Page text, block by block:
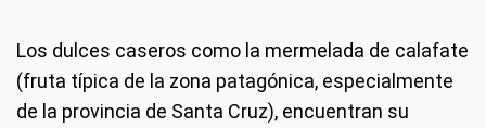
Los dulces caseros como la mermelada de calafate
(fruta típica de la zona patagónica, especialmente
de la provincia de Santa Cruz), encuentran su